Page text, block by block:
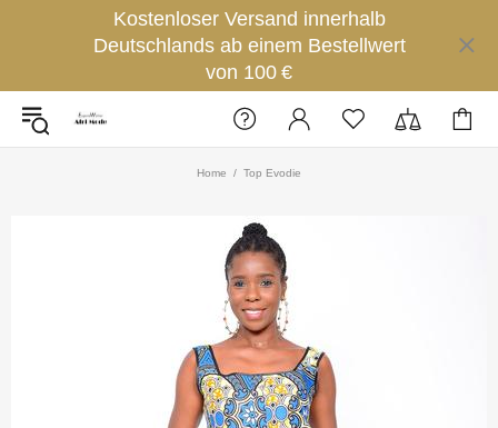
Kostenloser Versand innerhalb
Deutschlands ab einem Bestellwert
von 100 €
Home Top Evodie